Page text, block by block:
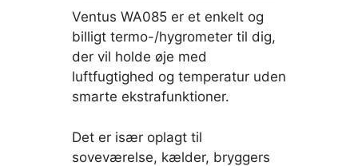
Ventus WA085 er et enkelt og
billigt termo-/hygrometer til dig,
der vil holde øje med
luftfugtighed og temperatur uden
smarte ekstrafunktioner.
Det er især oplagt til
soveværelse, kælder, bryggers